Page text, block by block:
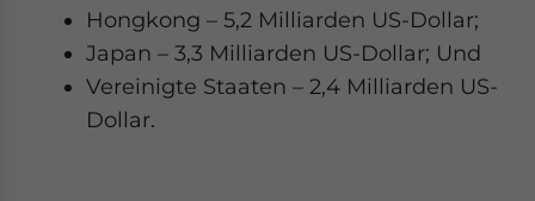
Hongkong – 5,2 Milliarden US-Dollar;
Japan – 3,3 Milliarden US-Dollar; Und
Vereinigte Staaten – 2,4 Milliarden US-
Dollar.